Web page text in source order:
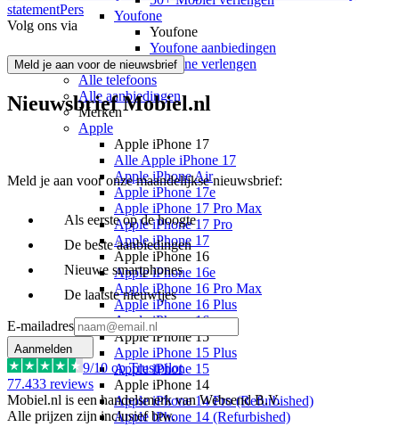
Youfone
Youfone
Youfone aanbiedingen
Youfone verlengen
Alle telefoons
Alle aanbiedingen
Merken
Apple
Apple iPhone 17
Alle Apple iPhone 17
Apple iPhone Air
Apple iPhone 17e
Apple iPhone 17 Pro Max
Apple iPhone 17 Pro
Apple iPhone 17
Apple iPhone 16
Apple iPhone 16e
Apple iPhone 16 Pro Max
Apple iPhone 16 Plus
Apple iPhone 16
Apple iPhone 15
Apple iPhone 15 Plus
Apple iPhone 15
Apple iPhone 14
Apple iPhone 14 Pro (Refurbished)
Apple iPhone 14 (Refurbished)
statementPers
Volg ons via
Meld je aan voor de nieuwsbrief
Nieuwsbrief Mobiel.nl
Meld je aan voor onze maandelijkse nieuwsbrief:
Als eerste op de hoogte
De beste aanbiedingen
Nieuwe smartphones
De laatste nieuwtjes
E-mailadres
Aanmelden
9/10 op Trustpilot
77.433 reviews
Mobiel.nl is een handelsmerk van Websend B.V.
Alle prijzen zijn inclusief btw.